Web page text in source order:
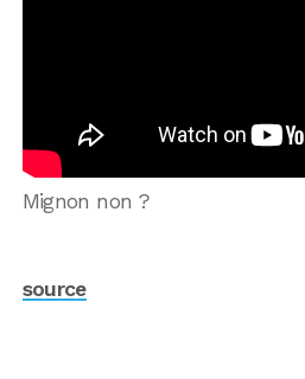
Mignon non ?
source